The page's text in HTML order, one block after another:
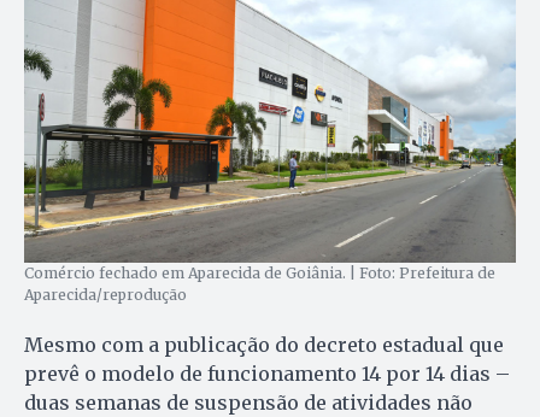
Comércio fechado em Aparecida de Goiânia. | Foto: Prefeitura de
Aparecida/reprodução
Mesmo com a publicação do decreto estadual que
prevê o modelo de funcionamento 14 por 14 dias –
duas semanas de suspensão de atividades não